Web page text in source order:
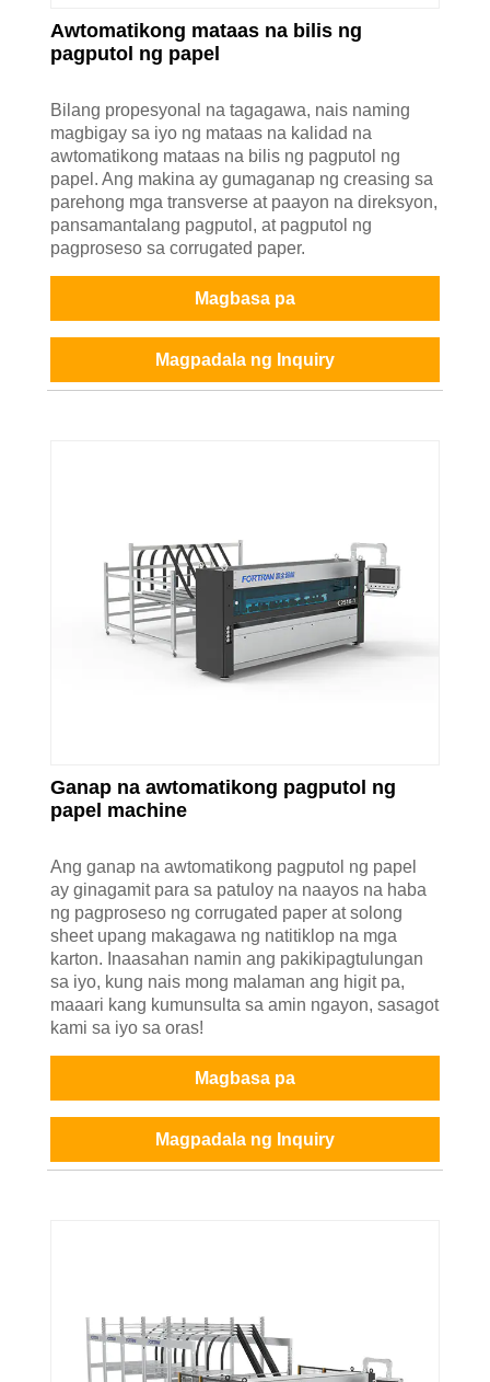
Awtomatikong mataas na bilis ng
pagputol ng papel
Bilang propesyonal na tagagawa, nais naming
magbigay sa iyo ng mataas na kalidad na
awtomatikong mataas na bilis ng pagputol ng
papel. Ang makina ay gumaganap ng creasing sa
parehong mga transverse at paayon na direksyon,
pansamantalang pagputol, at pagputol ng
pagproseso sa corrugated paper.
Magbasa pa
Magpadala ng Inquiry
Ganap na awtomatikong pagputol ng
papel machine
Ang ganap na awtomatikong pagputol ng papel
ay ginagamit para sa patuloy na naayos na haba
ng pagproseso ng corrugated paper at solong
sheet upang makagawa ng natitiklop na mga
karton. Inaasahan namin ang pakikipagtulungan
sa iyo, kung nais mong malaman ang higit pa,
maaari kang kumunsulta sa amin ngayon, sasagot
kami sa iyo sa oras!
Magbasa pa
Magpadala ng Inquiry